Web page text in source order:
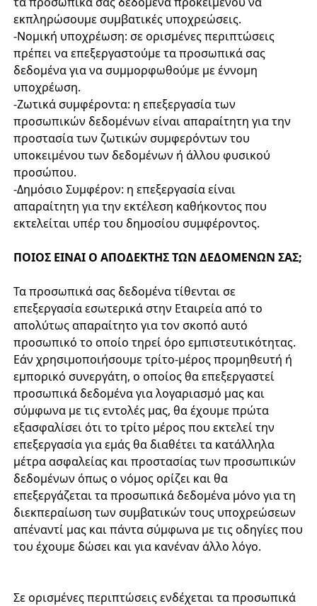
εκπληρώσουμε συμβατικές υποχρεώσεις.
-Νομική υποχρέωση: σε ορισμένες περιπτώσεις
πρέπει να επεξεργαστούμε τα προσωπικά σας
δεδομένα για να συμμορφωθούμε με έννομη
υποχρέωση.
-Ζωτικά συμφέροντα: η επεξεργασία των
προσωπικών δεδομένων είναι απαραίτητη για την
προστασία των ζωτικών συμφερόντων του
υποκειμένου των δεδομένων ή άλλου φυσικού
προσώπου.
-Δημόσιο Συμφέρον: η επεξεργασία είναι
απαραίτητη για την εκτέλεση καθήκοντος που
εκτελείται υπέρ του δημοσίου συμφέροντος.
ΠΟΙΟΣ ΕΙΝΑΙ Ο ΑΠΟΔΕΚΤΗΣ ΤΩΝ ΔΕΔΟΜΕΝΩΝ ΣΑΣ;
Τα προσωπικά σας δεδομένα τίθενται σε
επεξεργασία εσωτερικά στην Εταιρεία από το
απολύτως απαραίτητο για τον σκοπό αυτό
προσωπικό το οποίο τηρεί όρο εμπιστευτικότητας.
Εάν χρησιμοποιήσουμε τρίτο-μέρος προμηθευτή ή
εμπορικό συνεργάτη, ο οποίος θα επεξεργαστεί
προσωπικά δεδομένα για λογαριασμό μας και
σύμφωνα με τις εντολές μας, θα έχουμε πρώτα
εξασφαλίσει ότι το τρίτο μέρος που εκτελεί την
επεξεργασία για εμάς θα διαθέτει τα κατάλληλα
μέτρα ασφαλείας και προστασίας των προσωπικών
δεδομένων όπως ο νόμος ορίζει και θα
επεξεργάζεται τα προσωπικά δεδομένα μόνο για τη
διεκπεραίωση των συμβατικών τους υποχρεώσεων
απέναντί μας και πάντα σύμφωνα με τις οδηγίες που
του έχουμε δώσει και για κανέναν άλλο λόγο.
Σε ορισμένες περιπτώσεις ενδέχεται τα προσωπικά